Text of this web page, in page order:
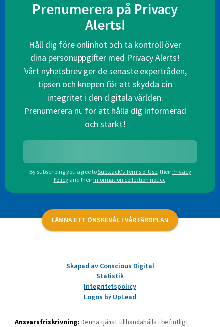
Prenumerera på Privacy
Alerts!
Håll dig före onlinhot och ta kontroll över
dina personuppgifter med Privacy Alerts!
Vårt nyhetsbrev ger de senaste expertråden,
tipsen och knepen för att skydda din
integritet i den digitala världen.
Prenumerera nu för att hålla dig informerad
och stärkt!
By subscribing you agree toSubstack's Terms of Use, their Privacy
Policy and their Information collection notice.
LÄMNA ETT ÖNSKEMÅL I VÅR FÄRDPLAN
Skapad av Conscious Digital
Statistik
Integritetspolicy
Logos by UpLead
Ansvarsfriskrivning: Denna tjänst tillhandahålls i befintligt